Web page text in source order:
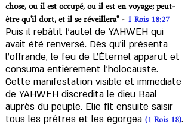
chose, ou il est occupé, ou il est en voyage; peut-
être qu'il dort, et il se réveillera" -1Rois 18:27
Puis il rebâtit l'autel de YAHWEH qui
avait été renversé. Dès qu'il présenta
l'offrande, le feu de L'Éternel apparut et
consuma entièrement l'holocauste.
Cette manifestation visible et immediate
de YAHWEH discrédita le dieu Baal
auprès du peuple. Elie fit ensuite saisir
tous les prêtres et les égorgea (1 Rois 18).